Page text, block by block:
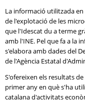
La informació utilitzada
de l'explotació de les
que l'Idescat du a terme
amb l'INE. Pel que fa a la
s'elabora amb dades del
de l'Agència Estatal
S'ofereixen els resultats
primer any en què s'ha
catalana d'activitats